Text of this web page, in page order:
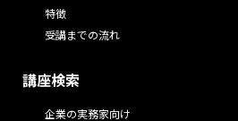
特徴
受講までの流れ
講座検索
企業の実務家向け